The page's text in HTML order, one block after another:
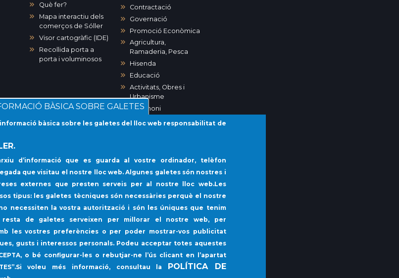
Què fer?
Mapa interactiu dels
comerços de Sóller
Visor cartogràfic (IDE)
Recollida porta a
porta i voluminosos
Contractació
Governació
Promoció Econòmica
Agricultura,
Ramaderia, Pesca
Hisenda
Educació
Activitats, Obres i
Urbanisme
Patrimoni
Medi Ambient
Desenvolupament
local i Sanitat
Transparència i
Participació
Ciutadana
Serveis Socials i Gent
de Sóller
Esports
Turisme
BÀSICA SOBRE GALETES
bàsica sobre les galetes del lloc web responsabilitat de
d’informació que es guarda al vostre ordinador, telèfon
que visitau el nostre lloc web. Algunes galetes són nostres i
externes que presten serveis per al nostre lloc web.Les
tipus: les galetes tècniques són necessàries perquè el nostre
necessiten la vostra autorització i són les úniques que tenim
resta de galetes serveixen per millorar el nostre web, per
les vostres preferències o per poder mostrar-vos publicitat
gusts i interessos personals. Podeu acceptar totes aquestes
, o bé configurar-les o rebutjar-ne l’ús clicant en l’apartat
.Si voleu més informació, consultau la POLÍTICA DE